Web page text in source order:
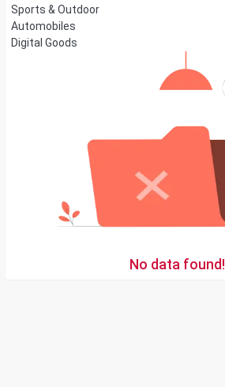
Sports & Outdoor
Automobiles
Digital Goods
No data found!